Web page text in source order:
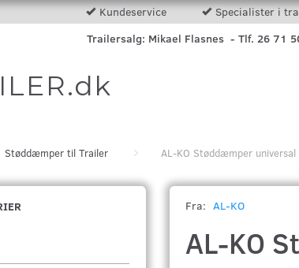
Kundeservice Specialister i
Trailersalg: Mikael Flasnes - Tlf. 26 71
Støddæmper til Trailer AL-KO Støddæmper
Fra: AL-KO
AL-KO